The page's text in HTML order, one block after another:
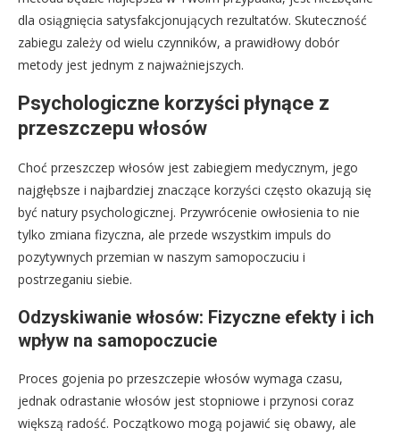
dla osiągnięcia satysfakcjonujących rezultatów. Skuteczność
zabiegu zależy od wielu czynników, a prawidłowy dobór
metody jest jednym z najważniejszych.
Psychologiczne korzyści płynące z
przeszczepu włosów
Choć przeszczep włosów jest zabiegiem medycznym, jego
najgłębsze i najbardziej znaczące korzyści często okazują się
być natury psychologicznej. Przywrócenie owłosienia to nie
tylko zmiana fizyczna, ale przede wszystkim impuls do
pozytywnych przemian w naszym samopoczuciu i
postrzeganiu siebie.
Odzyskiwanie włosów: Fizyczne efekty i ich
wpływ na samopoczucie
Proces gojenia po przeszczepie włosów wymaga czasu,
jednak odrastanie włosów jest stopniowe i przynosi coraz
większą radość. Początkowo mogą pojawić się obawy, ale